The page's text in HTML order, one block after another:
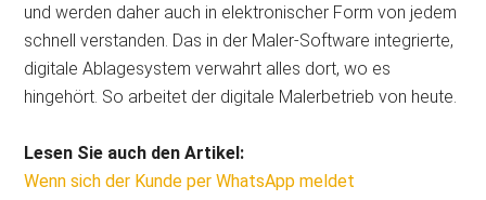
und werden daher auch in elektronischer Form von jedem
schnell verstanden. Das in der Maler-Software integrierte,
digitale Ablagesystem verwahrt alles dort, wo es
hingehört. So arbeitet der digitale Malerbetrieb von heute.
Lesen Sie auch den Artikel:
Wenn sich der Kunde per WhatsApp meldet